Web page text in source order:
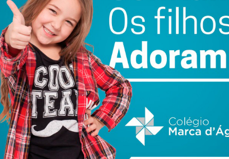
abertas à participação dos estudantes;
que, este ano, se irão prolongar excecionalmente até
central de celebração e
que, diariamente, contribuem para
realça a organização.
iniciativa